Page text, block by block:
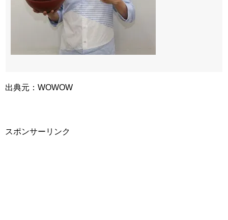
出典元：WOWOW
スポンサーリンク